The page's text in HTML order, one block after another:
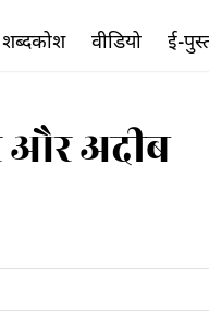
अदीब
शब्दकोश वीडियो ई-